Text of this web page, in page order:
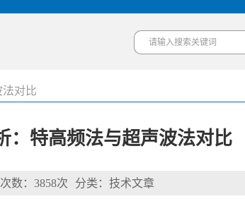
对比
：特高频法与超声波法对比
数：3858次 分类：技术文章